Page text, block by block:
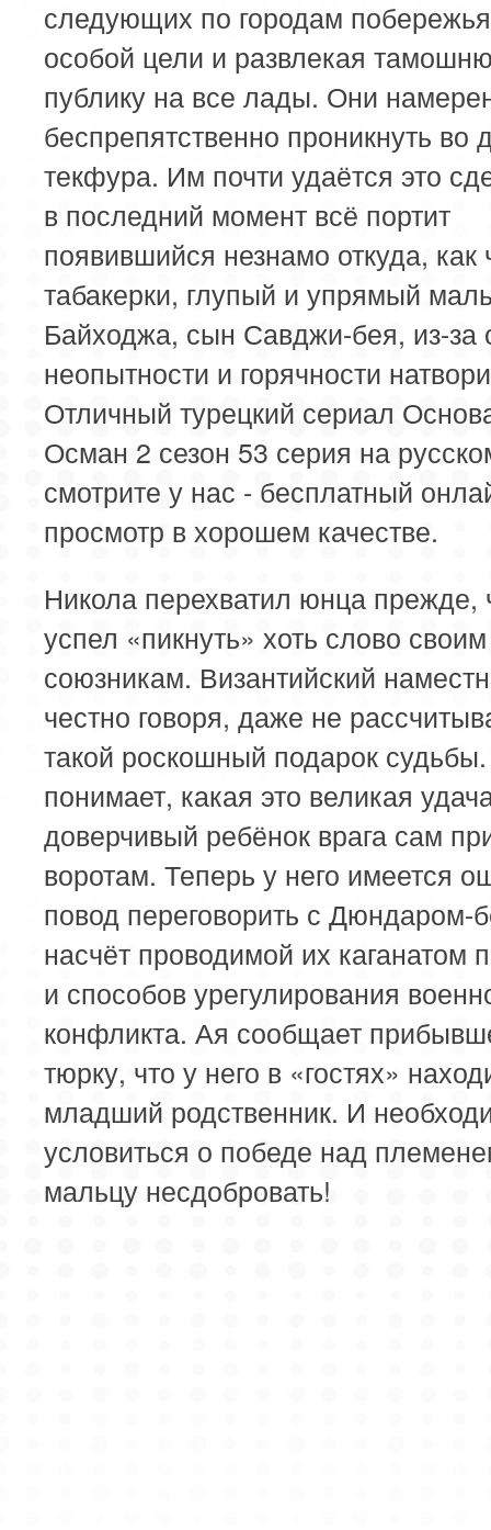
113 серия 114 серия 115 серия
117 серия
118 серия 119 серия
121 серия
122 серия 123 серия
следующих по городам
особой цели и развлекая
публику на все лады. Они
беспрепятственно проникнуть во
текфура. Им почти удаётся это
в последний момент всё портит
появившийся незнамо откуда, как
табакерки, глупый и упрямый
Байходжа, сын Савджи-бея, из-за
неопытности и горячности
Отличный турецкий сериал
Осман 2 сезон 53 серия на
смотрите у нас - бесплатный
просмотр в хорошем качестве.
Никола перехватил юнца прежде,
успел «пикнуть» хоть слово своим
союзникам. Византийский
честно говоря, даже не
такой роскошный подарок
понимает, какая это великая
доверчивый ребёнок врага сам
воротам. Теперь у него имеется
повод переговорить с Дюндаром-
насчёт проводимой их каганатом
и способов урегулирования
конфликта. Ая сообщает
тюрку, что у него в «гостях»
младший родственник. И
условиться о победе над
мальцу несдобровать!